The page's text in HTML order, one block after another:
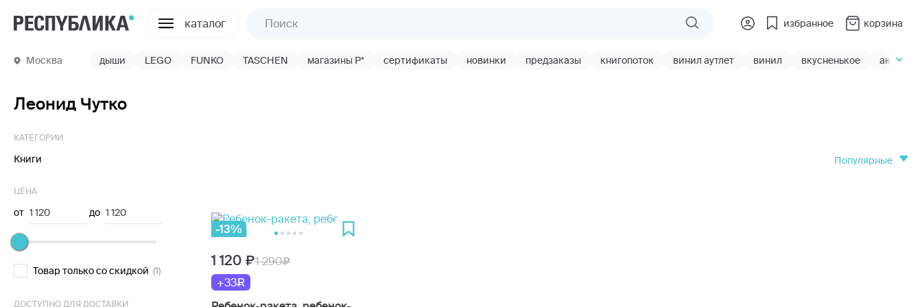
каталог избранное корзина
Москва дыши LEGO FUNKO TASCHEN магазины Р* сертификаты новинки предзаказы книгопоток винил аутлет винил вкусненькое акции
Леонид Чутко
КАТЕГОРИИ
Книги
ЦЕНА
от 1 120 до 1 120
Товар только со скидкой (1)
ДОСТУПНО ДЛЯ ДОСТАВКИ
популярные
-13%
1 120
1 290
+33